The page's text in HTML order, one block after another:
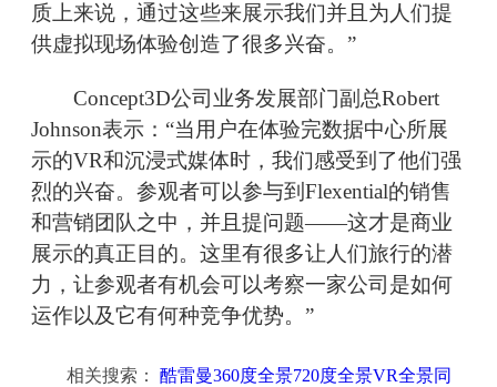
质上来说，通过这些来展示我们并且为人们提
供虚拟现场体验创造了很多兴奋。”
Concept3D公司业务发展部门副总Robert
Johnson表示：“当用户在体验完数据中心所展
示的VR和沉浸式媒体时，我们感受到了他们强
烈的兴奋。参观者可以参与到Flexential的销售
和营销团队之中，并且提问题——这才是商业
展示的真正目的。这里有很多让人们旅行的潜
力，让参观者有机会可以考察一家公司是如何
运作以及它有何种竞争优势。”
相关搜索： 酷雷曼360度全景720度全景VR全景同